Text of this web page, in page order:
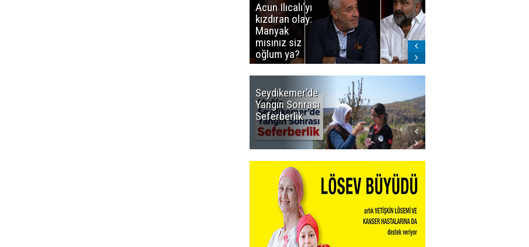
Acun Ilıcalı'yı
kızdıran olay:
Manyak
mısınız siz
oğlum ya?
Seydikemer'de
Yangın Sonrası
Seferberlik